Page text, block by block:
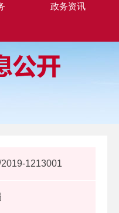
政务资讯
1213001